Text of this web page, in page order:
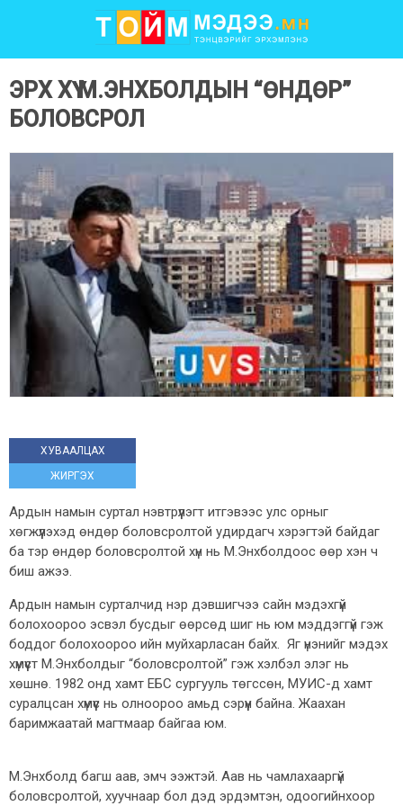
ЭРХ ХҮҮ М.ЭНХБОЛДЫН “ӨНДӨР”
БОЛОВСРОЛ
ХУВААЛЦАХ
ЖИРГЭХ
Ардын намын суртал нэвтрүүлэгт итгэвээс улс орныг
хөгжүүлэхэд өндөр боловсролтой удирдагч хэрэгтэй байдаг
ба тэр өндөр боловсролтой хүн нь М.Энхболдоос өөр хэн ч
биш ажээ.
Ардын намын сурталчид нэр дэвшигчээ сайн мэдэхгүй
болохоороо эсвэл бусдыг өөрсөд шиг нь юм мэддэггүй гэж
боддог болохоороо ийн муйхарласан байх. Яг үнэнийг мэдэх
хүмүүст М.Энхболдыг “боловсролтой” гэж хэлбэл элэг нь
хөшнө. 1982 онд хамт ЕБС сургууль төгссөн, МУИС-д хамт
суралцсан хүмүүс нь олноороо амьд сэрүүн байна. Жаахан
баримжаатай магтмаар байгаа юм.
М.Энхболд багш аав, эмч ээжтэй. Аав нь чамлахааргүй
боловсролтой, хуучнаар бол дэд эрдэмтэн, одоогийнхоор